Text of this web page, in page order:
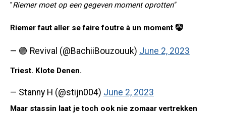
"Riemer moet op een gegeven moment oprotten"
Riemer faut aller se faire foutre à un moment 🤡
— 🟣 Revival (@BachiiBouzouuk) June 2, 2023
Triest. Klote Denen.
— Stanny H (@stijn004) June 2, 2023
Maar stassin laat je toch ook nie zomaar vertrekken